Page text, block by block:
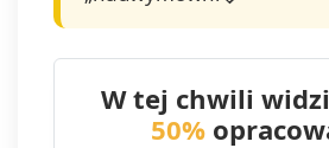
W tej chwili
50%